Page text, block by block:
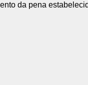
da pena